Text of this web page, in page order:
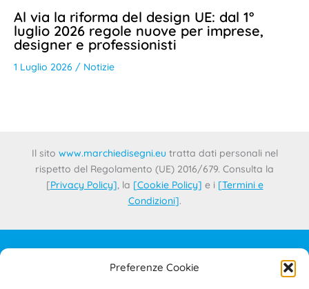
Preferenze Cookie
Al via la riforma del design UE: dal 1°
luglio 2026 regole nuove per imprese,
designer e professionisti
1 Luglio 2026 / Notizie
Il sito www.marchiedisegni.eu tratta dati personali nel
rispetto del Regolamento (UE) 2016/679. Consulta la
[Privacy Policy], la [Cookie Policy] e i [Termini e
Condizioni].
IL PROGETTO